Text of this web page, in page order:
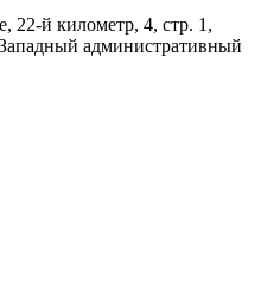
22-й километр, 4, стр. 1,
административный